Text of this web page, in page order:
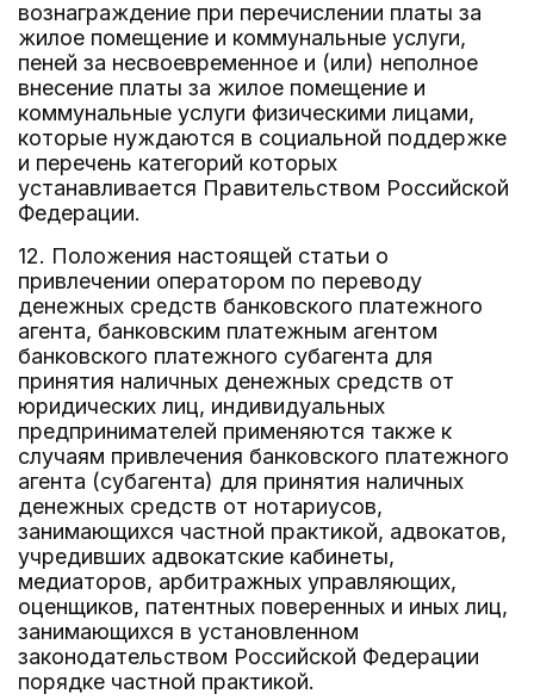
вознаграждение при перечислении платы за
жилое помещение и коммунальные услуги,
пеней за несвоевременное и (или) неполное
внесение платы за жилое помещение и
коммунальные услуги физическими лицами,
которые нуждаются в социальной поддержке
и перечень категорий которых
устанавливается Правительством Российской
Федерации.
12. Положения настоящей статьи о
привлечении оператором по переводу
денежных средств банковского платежного
агента, банковским платежным агентом
банковского платежного субагента для
принятия наличных денежных средств от
юридических лиц, индивидуальных
предпринимателей применяются также к
случаям привлечения банковского платежного
агента (субагента) для принятия наличных
денежных средств от нотариусов,
занимающихся частной практикой, адвокатов,
учредивших адвокатские кабинеты,
медиаторов, арбитражных управляющих,
оценщиков, патентных поверенных и иных лиц,
занимающихся в установленном
законодательством Российской Федерации
порядке частной практикой.